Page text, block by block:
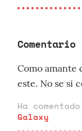
Comentario
Como amante
este. No se si
Ha
Galaxy